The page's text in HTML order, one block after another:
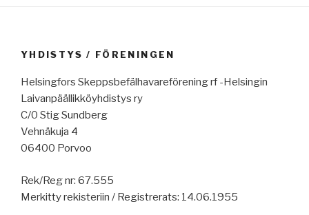
YHDISTYS / FÖRENINGEN
Helsingfors Skeppsbefälhavareförening rf -Helsingin
Laivanpäällikköyhdistys ry
C/0 Stig Sundberg
Vehnäkuja 4
06400 Porvoo
Rek/Reg nr: 67.555
Merkitty rekisteriin / Registrerats: 14.06.1955